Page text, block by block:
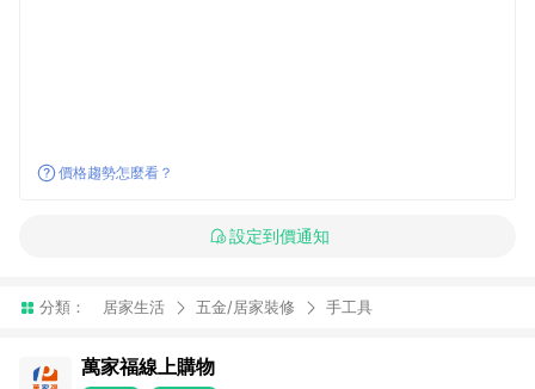
價格趨勢怎麼看？
設定到價通知
分類： 居家生活 五金/居家裝修 手工具
萬家福線上購物